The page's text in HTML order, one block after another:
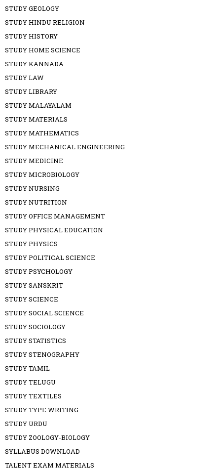
STUDY GEOLOGY
STUDY HINDU RELIGION
STUDY HISTORY
STUDY HOME SCIENCE
STUDY KANNADA
STUDY LAW
STUDY LIBRARY
STUDY MALAYALAM
STUDY MATERIALS
STUDY MATHEMATICS
STUDY MECHANICAL ENGINEERING
STUDY MEDICINE
STUDY MICROBIOLOGY
STUDY NURSING
STUDY NUTRITION
STUDY OFFICE MANAGEMENT
STUDY PHYSICAL EDUCATION
STUDY PHYSICS
STUDY POLITICAL SCIENCE
STUDY PSYCHOLOGY
STUDY SANSKRIT
STUDY SCIENCE
STUDY SOCIAL SCIENCE
STUDY SOCIOLOGY
STUDY STATISTICS
STUDY STENOGRAPHY
STUDY TAMIL
STUDY TELUGU
STUDY TEXTILES
STUDY TYPE WRITING
STUDY URDU
STUDY ZOOLOGY-BIOLOGY
SYLLABUS DOWNLOAD
TALENT EXAM MATERIALS